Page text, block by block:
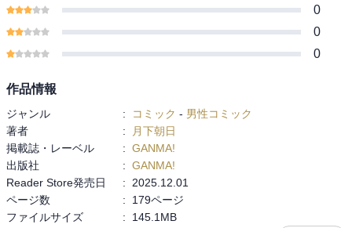
0
0
0
作品情報
ジャンル : コミック - 男性コミック
著者
:
月下朝日
掲載誌・レーベル
: GANMA!
出版社
: GANMA!
Reader Store発売日
:
2025.12.01
ページ数
:
179ページ
ファイルサイズ
: 145.1MB